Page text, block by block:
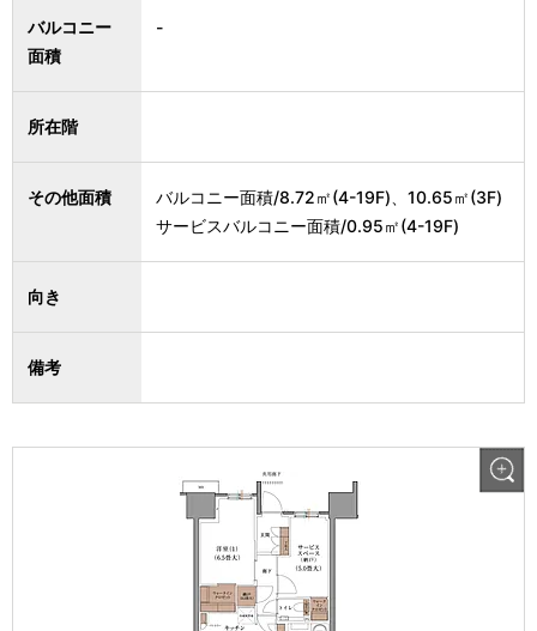
バルコニー
面積
-
所在階
その他面積
バルコニー面積/8.72㎡(4-19F)、10.65㎡(3F)
サービスバルコニー面積/0.95㎡(4-19F)
向き
備考